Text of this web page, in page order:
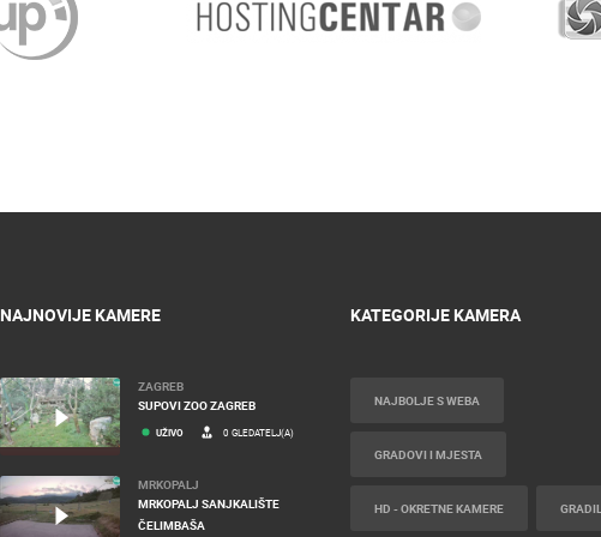
NAJNOVIJE KAMERE
ZAGREB
SUPOVI ZOO ZAGREB
UŽIVO 0 GLEDATELJ(A)
MRKOPALJ
MRKOPALJ SANJKALIŠTE
ČELIMBAŠA
KATEGORIJE KAMERA
NAJBOLJE S WEBA
GRADOVI I MJESTA
HD - OKRETNE KAMERE